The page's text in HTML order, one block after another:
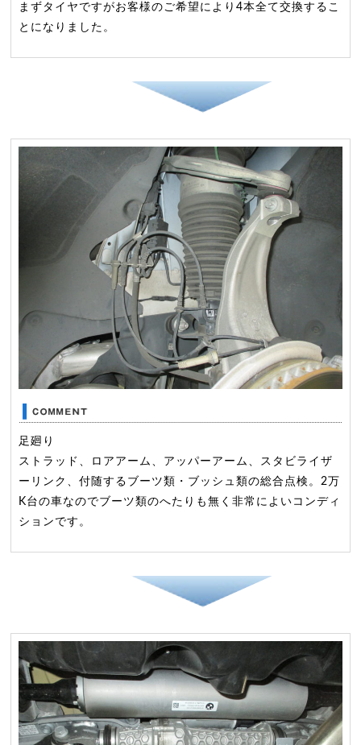
まずタイヤですがお客様のご希望により4本全て交換するこ
とになりました。
足廻り
ストラッド、ロアアーム、アッパーアーム、スタビライザ
ーリンク、付随するブーツ類・ブッシュ類の総合点検。2万
K台の車なのでブーツ類のへたりも無く非常によいコンディ
ションです。